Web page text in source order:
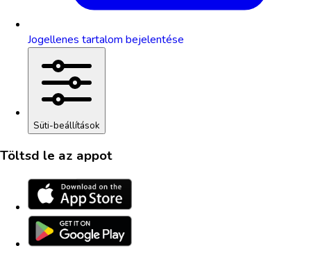
Jogellenes tartalom bejelentése
Süti-beállítások
Töltsd le az appot